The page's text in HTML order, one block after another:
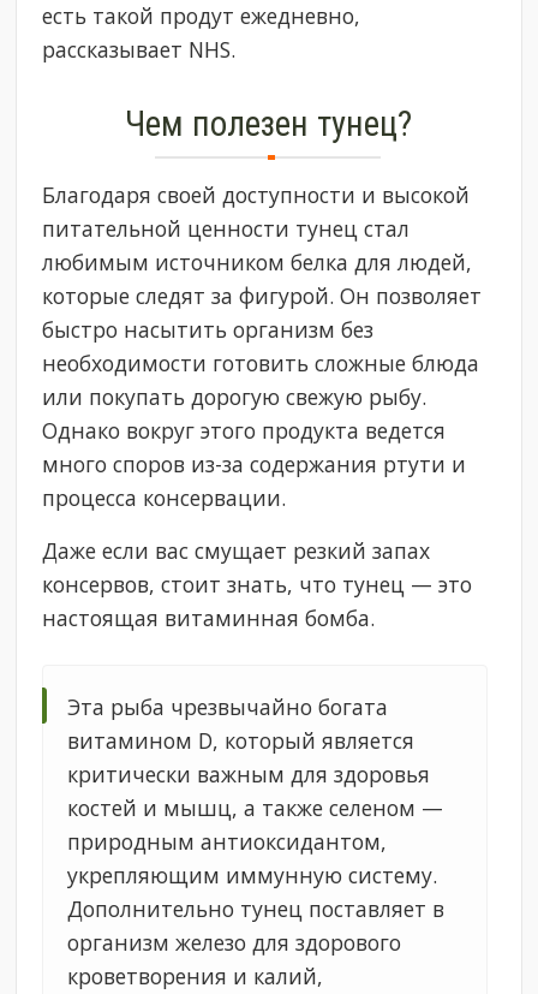
есть такой продут ежедневно,
рассказывает NHS.
Чем полезен тунец?
Благодаря своей доступности и высокой
питательной ценности тунец стал
любимым источником белка для людей,
которые следят за фигурой. Он позволяет
быстро насытить организм без
необходимости готовить сложные блюда
или покупать дорогую свежую рыбу.
Однако вокруг этого продукта ведется
много споров из-за содержания ртути и
процесса консервации.
Даже если вас смущает резкий запах
консервов, стоит знать, что тунец — это
настоящая витаминная бомба.
Эта рыба чрезвычайно богата
витамином D, который является
критически важным для здоровья
костей и мышц, а также селеном —
природным антиоксидантом,
укрепляющим иммунную систему.
Дополнительно тунец поставляет в
организм железо для здорового
кроветворения и калий,